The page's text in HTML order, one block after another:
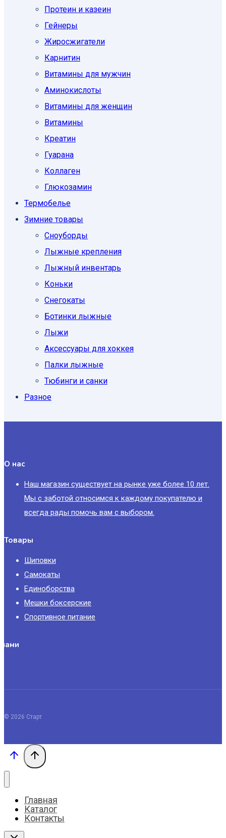
Протеин и казеин
Гейнеры
Жиросжигатели
Карнитин
Витамины для мужчин
Аминокислоты
Витамины для женщин
Витамины
Креатин
Гуарана
Коллаген
Глюкозамин
Термобелье
Зимние товары
Сноуборды
Лыжные крепления
Лыжный инвентарь
Коньки
Снегокаты
Ботинки лыжные
Лыжи
Аксессуары для хоккея
Палки лыжные
Тюбинги и санки
Разное
О нас
Наш магазин существует на рынке уже более 10 лет.
Мы с заботой относимся к каждому покупателю и
всегда рады помочь вам с выбором.
Товары
Шиповки
Самокаты
Единоборства
Мешки боксерские
Спортивное питание
© 2026 Старт
Главная
Каталог
Контакты